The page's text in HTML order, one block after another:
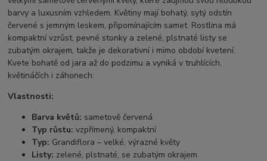
barvy a luxusním vzhledem. Květiny mají bohatý, sytý odstín
červené s jemným leskem, připomínajícím samet. Rostlina má
kompaktní vzrůst, pevné stonky a zelené, plstnaté listy se
zubatým okrajem, takže je dekorativní i mimo období kvetení.
Kvete bohatě od jara až do podzimu a vyniká v truhlících,
květináčích i záhonech.
Vlastnosti:
Barva květů: sametově červená
Typ růstu: vzpřímený, kompaktní
Typ: Grandiflora – velké, výrazné květy
Listy: zelené, plstnaté, se zubatým okrajem